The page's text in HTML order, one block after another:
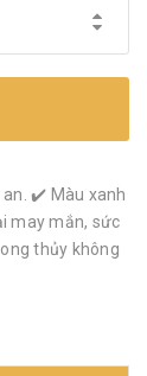
an. ✔️ Màu xanh
may mắn, sức
thủy không